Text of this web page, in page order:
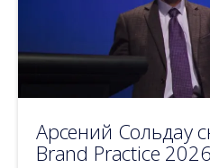
Арсений Сольдау
Brand Practice 2026